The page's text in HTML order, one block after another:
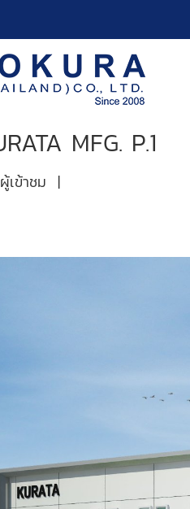
MFG. P.1
เข้าชม |